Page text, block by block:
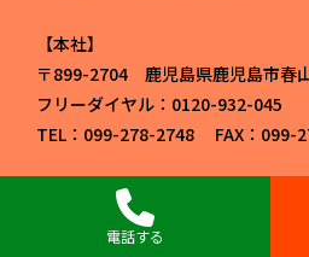
本社
〒899-2704 鹿児島県鹿児島市春
フリーダイヤル：0120-932-045
TEL：099-278-2748 FAX：099-
塗装ショールーム
〒890-0082 鹿児島県鹿児島市紫
電話する